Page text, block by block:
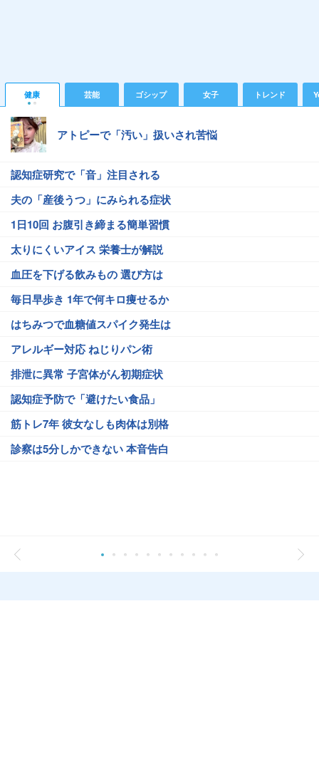
健康 芸能 ゴシップ 女子 トレンド
アトピーで「汚い」扱いされ苦悩
認知症研究で「音」注目される
夫の「産後うつ」にみられる症状
1日10回 お腹引き締まる簡単習慣
太りにくいアイス 栄養士が解説
血圧を下げる飲みもの 選び方は
毎日早歩き 1年で何キロ痩せるか
はちみつで血糖値スパイク発生は
アレルギー対応 ねじりパン術
排泄に異常 子宮体がん初期症状
認知症予防で「避けたい食品」
筋トレ7年 彼女なしも肉体は別格
診察は5分しかできない 本音告白